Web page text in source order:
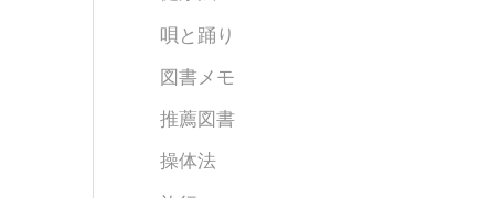
唄と踊り
図書メモ
推薦図書
操体法